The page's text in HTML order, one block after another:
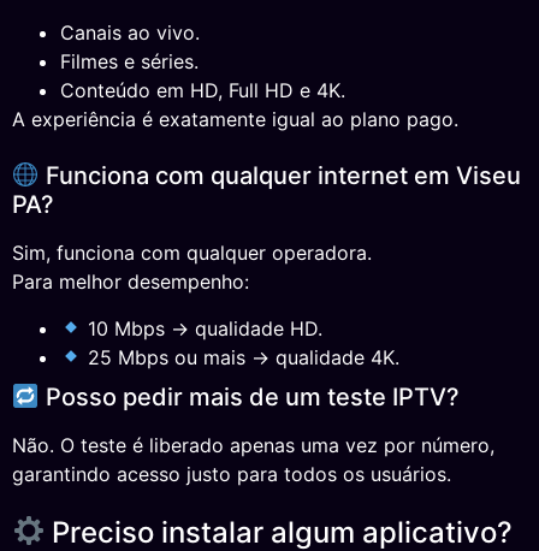
Canais ao vivo.
Filmes e séries.
Conteúdo em HD, Full HD e 4K.
A experiência é exatamente igual ao plano pago.
Funciona com qualquer internet em Viseu
PA?
Sim, funciona com qualquer operadora.
Para melhor desempenho:
10 Mbps → qualidade HD.
25 Mbps ou mais → qualidade 4K.
Posso pedir mais de um teste IPTV?
Não. O teste é liberado apenas uma vez por número,
garantindo acesso justo para todos os usuários.
Preciso instalar algum aplicativo?